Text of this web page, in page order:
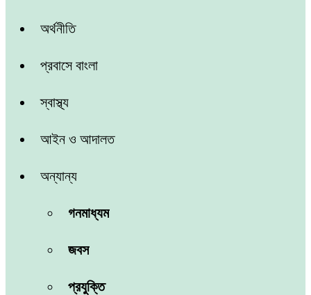
অর্থনীতি
প্রবাসে বাংলা
স্বাস্থ্য
আইন ও আদালত
অন্যান্য
গনমাধ্যম
জবস
প্রযুক্তি